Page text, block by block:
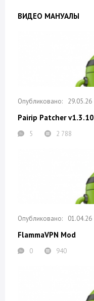
ВИДЕО МАНУАЛЫ
29.05.26
Pairip Patcher v1.3.10
5 2 788
01.04.26
FlammaVPN Mod
0 940